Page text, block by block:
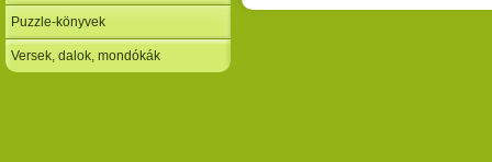
Puzzle-könyvek
Versek, dalok, mondókák